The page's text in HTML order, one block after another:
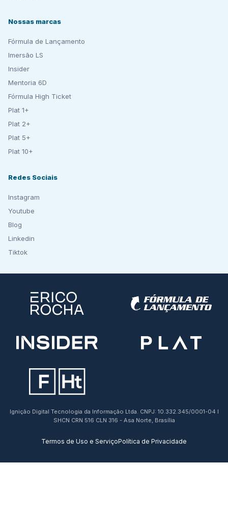
Nossas marcas
Fórmula de Lançamento
Imersão LS
Insider
Mentoria 6D
Fórmula High Ticket
Plat 1+
Plat 2+
Plat 5+
Plat 10+
Redes Sociais
Instagram
Youtube
Blog
Linkedin
Tiktok
Ignição Digital Tecnologia da Informação Ltda. CNPJ: 10.332.345/0001-04 I
SHCN CRN 516 CLN 316 - Asa Norte, Brasília
Termos de Uso e ServiçoPolítica de Privacidade